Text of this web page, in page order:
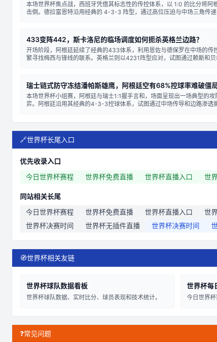
本场世界杯焦点战，西班牙凭借其标志性的传控体系，以 1:0 的比分将阿
击倒。德拉富恩特沿用经典的 4-3-3 阵型，通过高位压迫与中场三角传递
433变阵442，斯卡洛尼的临场调度如何扼杀英格兰边路？
开场阶段，阿根廷延续了经典的433体系，利用恩佐与德保罗在中场的传
繁寻找梅西与锋线的联系。英格兰则以4231阵型应对，试图通过赖斯和贝
瑞士链式防守冻结潘帕斯雄鹰，阿根廷空有68%控球率难破僵
本场世界杯小组赛，阿根廷与瑞士1:1握手言和，场面呈现出一场典型的攻
弈。阿根廷沿用其经典的4-3-3控球体系，试图通过中场传导和边路渗透
🔗世界杯长尾入口
优先收录入口
今日世界杯赛程
世界杯免费直播 世界杯直播入口 世
同站相关长尾
今日世界杯赛程
世界杯免费直播 世界杯直播入口 世
世界杯决赛时间
世界杯无插件直播 世界杯决赛时间
🧭世界杯相关友链
世界杯球队数据看板
世界杯球队数据、实时比分、球员表现和技术统计。
世界杯每
今日世界杯
❓常见问题